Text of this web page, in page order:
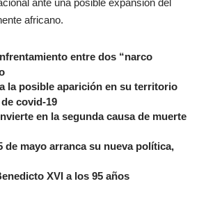
ante una posible expansión del
africano.
entre dos “narco
la posible aparición en su territorio
covid-19
en la segunda causa de muerte
de mayo arranca su nueva política,
XVI a los 95 años